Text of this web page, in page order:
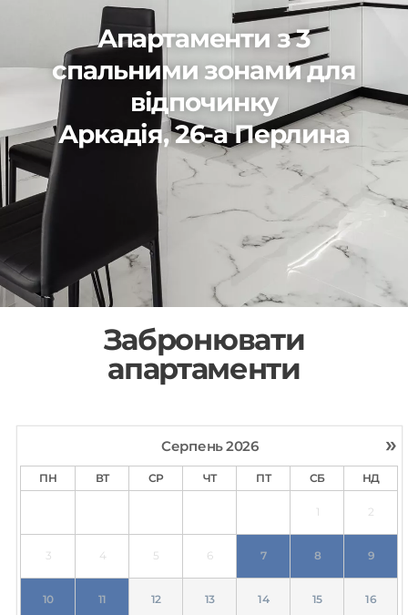
Апартаменти з 3
спальними зонами для
відпочинку
Аркадія, 26-а Перлина
Забронювати
апартаменти
»
Серпень2026
ПН ВТ СР ЧТ ПТ СБ НД
1 2
3 4 5 6 7 8 9
10 11 12 13 14 15 16